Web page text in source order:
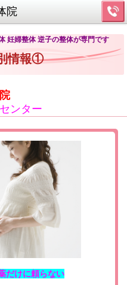
院
妊婦整体 逆子の整体が専門です
情報①
ンター
だけに頼らない